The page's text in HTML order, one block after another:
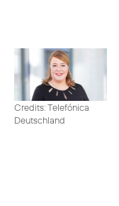
Credits: Telefónica
Deutschland